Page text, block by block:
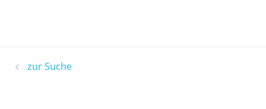
zur Suche